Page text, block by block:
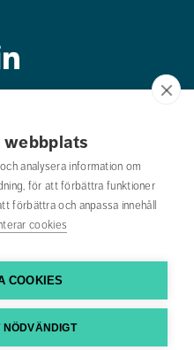
webbplats
analysera information om
för att förbättra funktioner
förbättra och anpassa innehåll
cookies
COOKIES